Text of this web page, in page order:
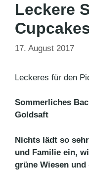
Leckere
17. August 2017
Leckeres für den
Sommerliches
Goldsaft
Nichts lädt so
und Familie ein,
grüne Wiesen